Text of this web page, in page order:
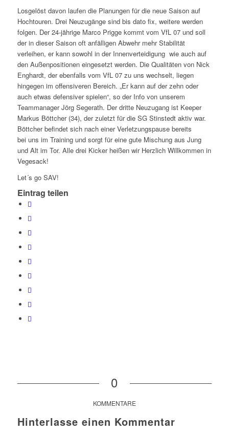
Losgelöst davon laufen die Planungen für die neue Saison auf
Hochtouren. Drei Neuzugänge sind bis dato fix, weitere werden
folgen. Der 24-jährige Marco Prigge kommt vom VfL 07 und soll
der in dieser Saison oft anfälligen Abwehr mehr Stabilität
verleihen, er kann sowohl in der Innenverteidigung wie auch auf
den Außenpositionen eingesetzt werden. Die Qualitäten von Nick
Enghardt, der ebenfalls vom VfL 07 zu uns wechselt, liegen
hingegen im offensiveren Bereich. „Er kann auf der zehn oder
auch etwas defensiver spielen“, so der Info von unserem
Teammanager Jörg Segerath. Der dritte Neuzugang ist Keeper
Markus Böttcher (34), der zuletzt für die SG Stinstedt aktiv war.
Böttcher befindet sich nach einer Verletzungspause bereits
bei uns im Training und sorgt für eine gute Mischung aus Jung
und Alt im Tor. Alle drei Kicker heißen wir Herzlich Willkommen in
Vegesack!
Let´s go SAV!
Eintrag teilen
0
KOMMENTARE
Hinterlasse einen Kommentar